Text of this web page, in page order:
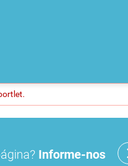
Informe-nos